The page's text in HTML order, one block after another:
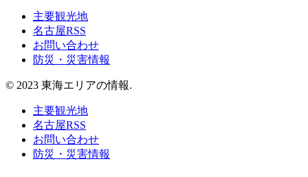
主要観光地
名古屋RSS
お問い合わせ
防災・災害情報
© 2023 東海エリアの情報.
主要観光地
名古屋RSS
お問い合わせ
防災・災害情報